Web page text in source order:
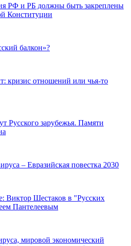
РФ и РБ должны быть закреплены
Конституции
балкон»?
кризис отношений или чья-то
Русского зарубежья. Памяти
– Евразийская повестка 2030
Виктор Шестаков в "Русских
Пантелеевым
мировой экономический